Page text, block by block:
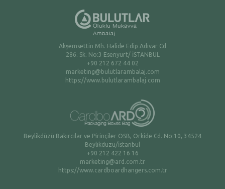
Akşemsettin Mh. Halide Edip Adıvar Cd
286. Sk. No:3 Esenyurt/ İSTANBUL
+90 212 672 44 02
marketing@bulutlarambalaj.com
https://www.bulutlarambalaj.com
Beylikdüzü Bakırcılar ve Pirinçiler OSB, Orkide Cd. No:10, 34524
Beylikdüzü/İstanbul
+90 212 422 16 16
marketing@ard.com.tr
https://www.cardboardhangers.com.tr